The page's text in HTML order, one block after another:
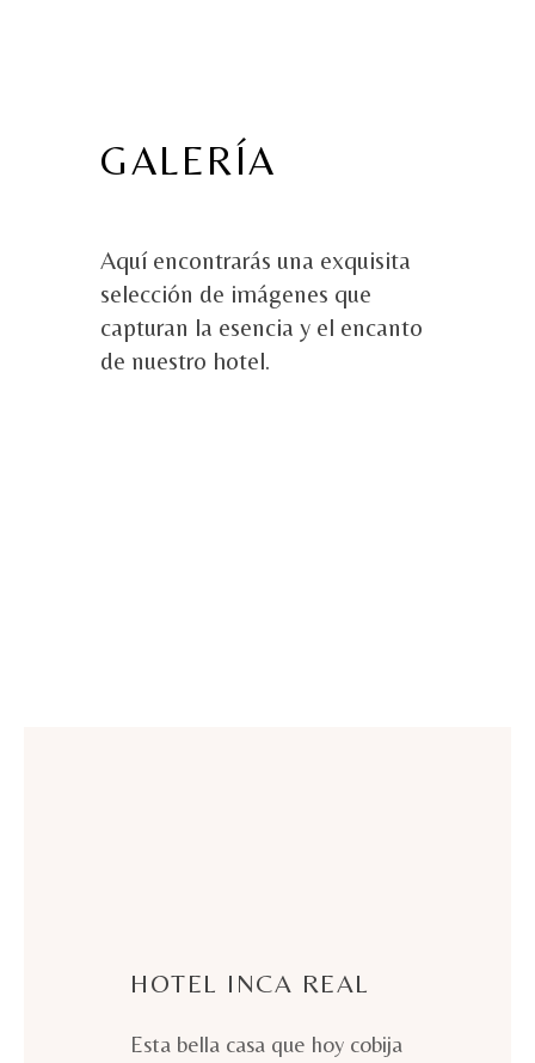
GALERÍA
Aquí encontrarás una exquisita
selección de imágenes que
capturan la esencia y el encanto
de nuestro hotel.
HOTEL INCA REAL
Esta bella casa que hoy cobija